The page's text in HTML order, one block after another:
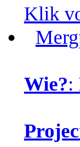
Klik
Wie?: